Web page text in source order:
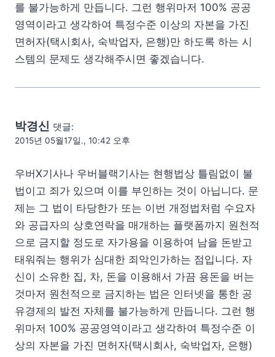
를 불가능하게 만듭니다. 그런 행위마저 100% 공공
영역이라고 생각하여 특정수준 이상의 자본을 가진
면허자(택시회사, 숙박업자, 은행)만 하도록 하는 시
스템의 문제도 생각해주시면 좋겠습니다.
박경신 댓글:
2015년 05월17일., 10:42 오후
우버X기사나 우버블랙기사는 현행법상 틀림없이 불
법이고 죄가 있으며 이를 부인하는 것이 아닙니다. 문
제는 그 법이 타당한가 또는 이번 개정법처럼 수요자
와 공급자의 상호연락을 매개하는 플랫폼까지 원천적
으로 금지할 정도로 자가용을 이용하여 남을 돈받고
태워줘는 행위가 심대한 죄악인가하는 점입니다. 자
신이 소유한 집, 차, 돈을 이용해서 가끔 용돈을 버는
것마저 원천적으로 금지하는 법은 인터넷을 통한 공
유경제의 발전 자체를 불가능하게 만듭니다. 그런 행
위마저 100% 공공영역이라고 생각하여 특정수준 이
상의 자본을 가진 면허자(택시회사, 숙박업자, 은행)